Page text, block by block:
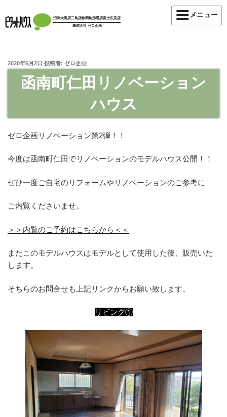
沼津大岡店三島店静岡駒形通店富士広見店
株式会社 ゼロ企画
メニュー
2020年6月2日 投稿者: ゼロ企画
函南町仁田リノベーション
ハウス
ゼロ企画リノベーション第2弾！！
今度は函南町仁田でリノベーションのモデルハウス公開！！
ぜひ一度ご自宅のリフォームやリノベーションのご参考に
ご内覧くださいませ。
＞＞内覧のご予約はこちらから＜＜
またこのモデルハウスはモデルとして使用した後、販売いた
します。
そちらのお問合せも上記リンクからお願い致します。
リビング①